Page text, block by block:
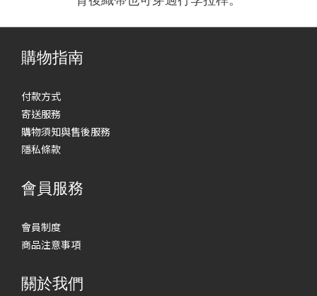
購物指南
付款方式
寄送服務
購物須知與售後服務
隱私條款
會員服務
會員制度
商品注意事項
關於我們